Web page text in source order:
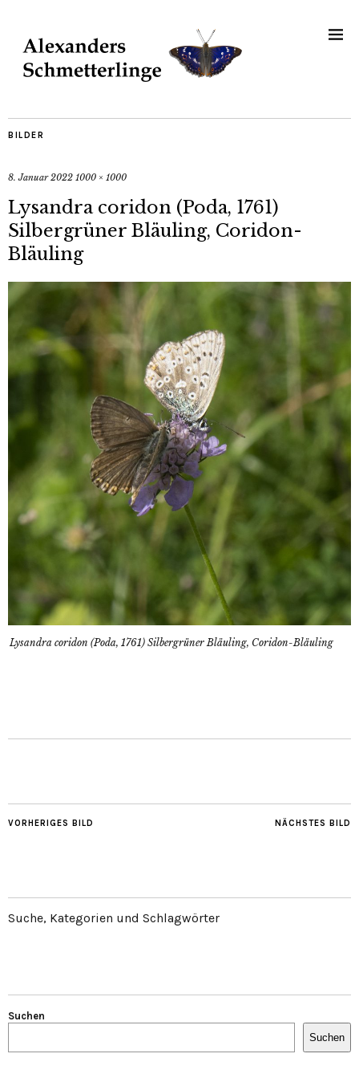
BILDER
8. Januar 2022 1000 × 1000
Lysandra coridon (Poda, 1761)
Silbergrüner Bläuling, Coridon-
Bläuling
Lysandra coridon (Poda, 1761) Silbergrüner Bläuling, Coridon-Bläuling
NÄCHSTES BILD
VORHERIGES BILD
Suche, Kategorien und Schlagwörter
Suchen
Suchen